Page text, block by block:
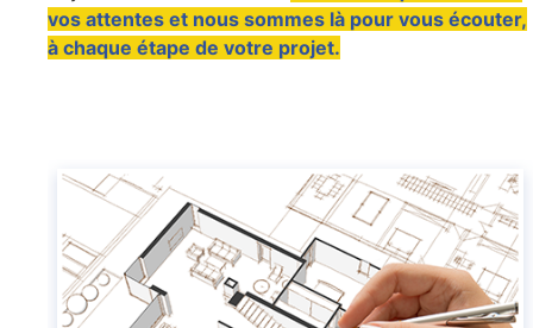
vos attentes et nous sommes là pour vous écouter,
à chaque étape de votre projet.